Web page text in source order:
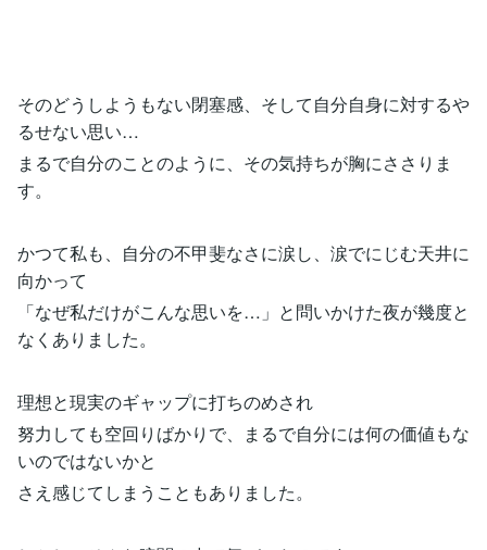
そのどうしようもない閉塞感、そして自分自身に対するや
るせない思い…
まるで自分のことのように、その気持ちが胸にささりま
す。
かつて私も、自分の不甲斐なさに涙し、涙でにじむ天井に
向かって
「なぜ私だけがこんな思いを…」と問いかけた夜が幾度と
なくありました。
理想と現実のギャップに打ちのめされ
努力しても空回りばかりで、まるで自分には何の価値もな
いのではないかと
さえ感じてしまうこともありました。